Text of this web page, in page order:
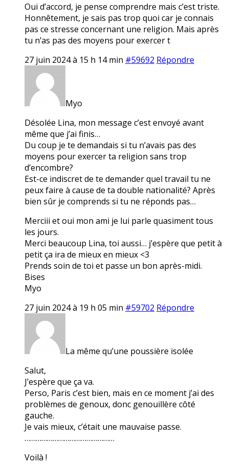
Oui d’accord, je pense comprendre mais c’est triste.
Honnêtement, je sais pas trop quoi car je connais
pas ce stresse concernant une religion. Mais après
tu n’as pas des moyens pour exercer t
27 juin 2024 à 15 h 14 min #59692 Répondre
Myo
Désolée Lina, mon message c’est envoyé avant
même que j’ai finis…
Du coup je te demandais si tu n’avais pas des
moyens pour exercer ta religion sans trop
d’encombre?
Est-ce indiscret de te demander quel travail tu ne
peux faire à cause de ta double nationalité? Après
bien sûr je comprends si tu ne réponds pas…
Merciii et oui mon ami je lui parle quasiment tous
les jours.
Merci beaucoup Lina, toi aussi… j’espère que petit à
petit ça ira de mieux en mieux <3
Prends soin de toi et passe un bon après-midi.
Bises
Myo
27 juin 2024 à 19 h 05 min #59702 Répondre
La même qu’une poussière isolée
Salut,
J’espère que ça va.
Perso, Paris c’est bien, mais en ce moment j’ai des
problèmes de genoux, donc genouillère côté
gauche.
Je vais mieux, c’était une mauvaise passe.
…………………………………………
Voilà !